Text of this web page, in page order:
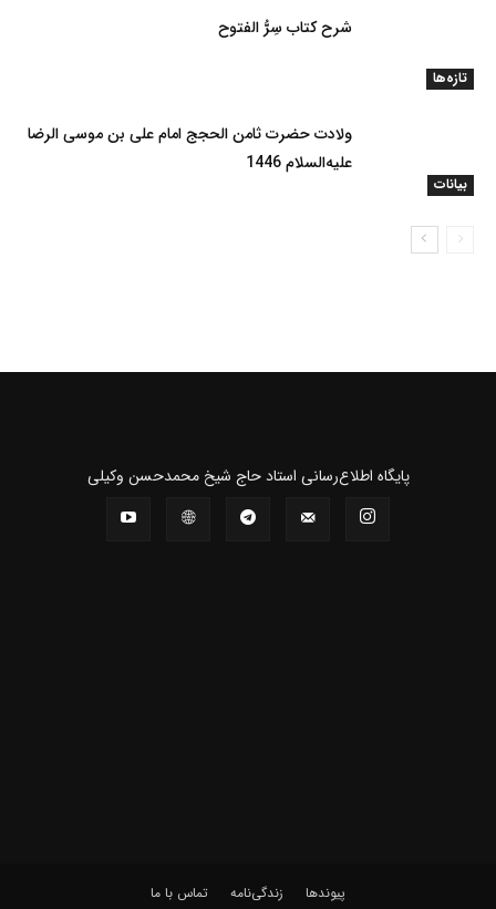
تازه‌ها
شرح کتاب سِرُّ الفتوح
بیانات
ولادت حضرت ثامن الحجج امام علی بن موسی الرضا
علیه‌السلام 1446
پايگاه اطلاع‌رسانی استاد حاج شیخ محمدحسن وکیلی
پیوندها زندگی‌نامه تماس با ما